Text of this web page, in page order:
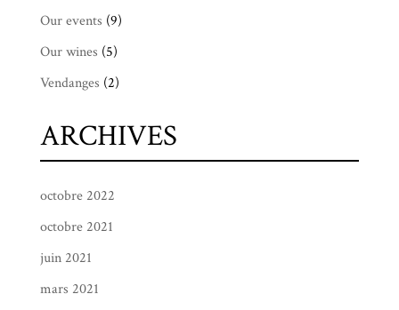
Our events (9)
Our wines (5)
Vendanges (2)
ARCHIVES
octobre 2022
octobre 2021
juin 2021
mars 2021